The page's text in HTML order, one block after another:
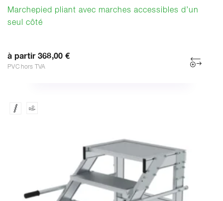
Marchepied pliant avec marches accessibles d’un
seul côté
à partir 368,00 €
PVC hors TVA